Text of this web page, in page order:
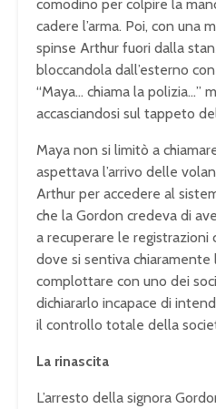
comodino per colpire la
cadere l’arma. Poi, con una
spinse Arthur fuori dalla
bloccandola dall’esterno
“Maya… chiama la polizia…”
accasciandosi sul tappeto
Maya non si limitò a
aspettava l’arrivo delle
Arthur per accedere al
che la Gordon credeva di
a recuperare le registrazioni
dove si sentiva chiaramente
complottare con uno dei
dichiararlo incapace di
il controllo totale della
La rinascita
L’arresto della signora